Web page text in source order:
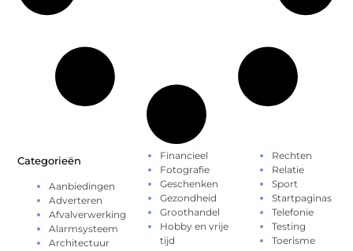
Categorieën
Aanbiedingen
Adverteren
Afvalverwerking
Alarmsysteem
Architectuur
Financieel
Fotografie
Geschenken
Gezondheid
Groothandel
Hobby en vrije
tijd
Rechten
Relatie
Sport
Startpaginas
Telefonie
Testing
Toerisme